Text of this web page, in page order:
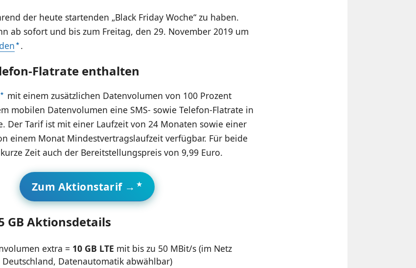
der heute startenden „Black Friday Woche“ zu haben.
ab sofort und bis zum Freitag, den 29. November 2019 um
.
Flatrate enthalten
mit einem zusätzlichen Datenvolumen von 100 Prozent
mobilen Datenvolumen eine SMS- sowie Telefon-Flatrate in
Der Tarif ist mit einer Laufzeit von 24 Monaten sowie einer
einem Monat Mindestvertragslaufzeit verfügbar. Für beide
Zeit auch der Bereitstellungspreis von 9,99 Euro.
Zum Aktionstarif →
GB Aktionsdetails
extra = 10 GB LTE mit bis zu 50 MBit/s (im Netz
Datenautomatik abwählbar)